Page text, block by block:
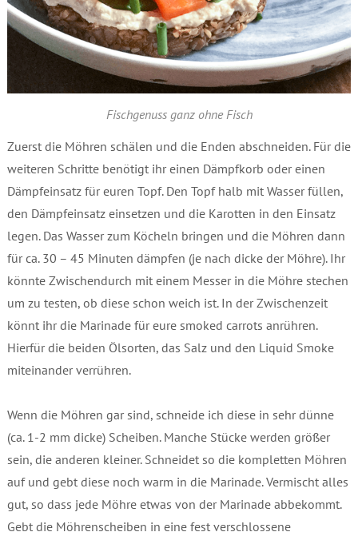
Fischgenuss ganz ohne Fisch
Zuerst die Möhren schälen und die Enden abschneiden. Für die
weiteren Schritte benötigt ihr einen Dämpfkorb oder einen
Dämpfeinsatz für euren Topf. Den Topf halb mit Wasser füllen,
den Dämpfeinsatz einsetzen und die Karotten in den Einsatz
legen. Das Wasser zum Köcheln bringen und die Möhren dann
für ca. 30 – 45 Minuten dämpfen (je nach dicke der Möhre). Ihr
könnte Zwischendurch mit einem Messer in die Möhre stechen
um zu testen, ob diese schon weich ist. In der Zwischenzeit
könnt ihr die Marinade für eure smoked carrots anrühren.
Hierfür die beiden Ölsorten, das Salz und den Liquid Smoke
miteinander verrühren.
Wenn die Möhren gar sind, schneide ich diese in sehr dünne
(ca. 1-2 mm dicke) Scheiben. Manche Stücke werden größer
sein, die anderen kleiner. Schneidet so die kompletten Möhren
auf und gebt diese noch warm in die Marinade. Vermischt alles
gut, so dass jede Möhre etwas von der Marinade abbekommt.
Gebt die Möhrenscheiben in eine fest verschlossene